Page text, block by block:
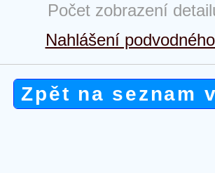
Počet zobrazení
Nahlášení
Zpět na seznam